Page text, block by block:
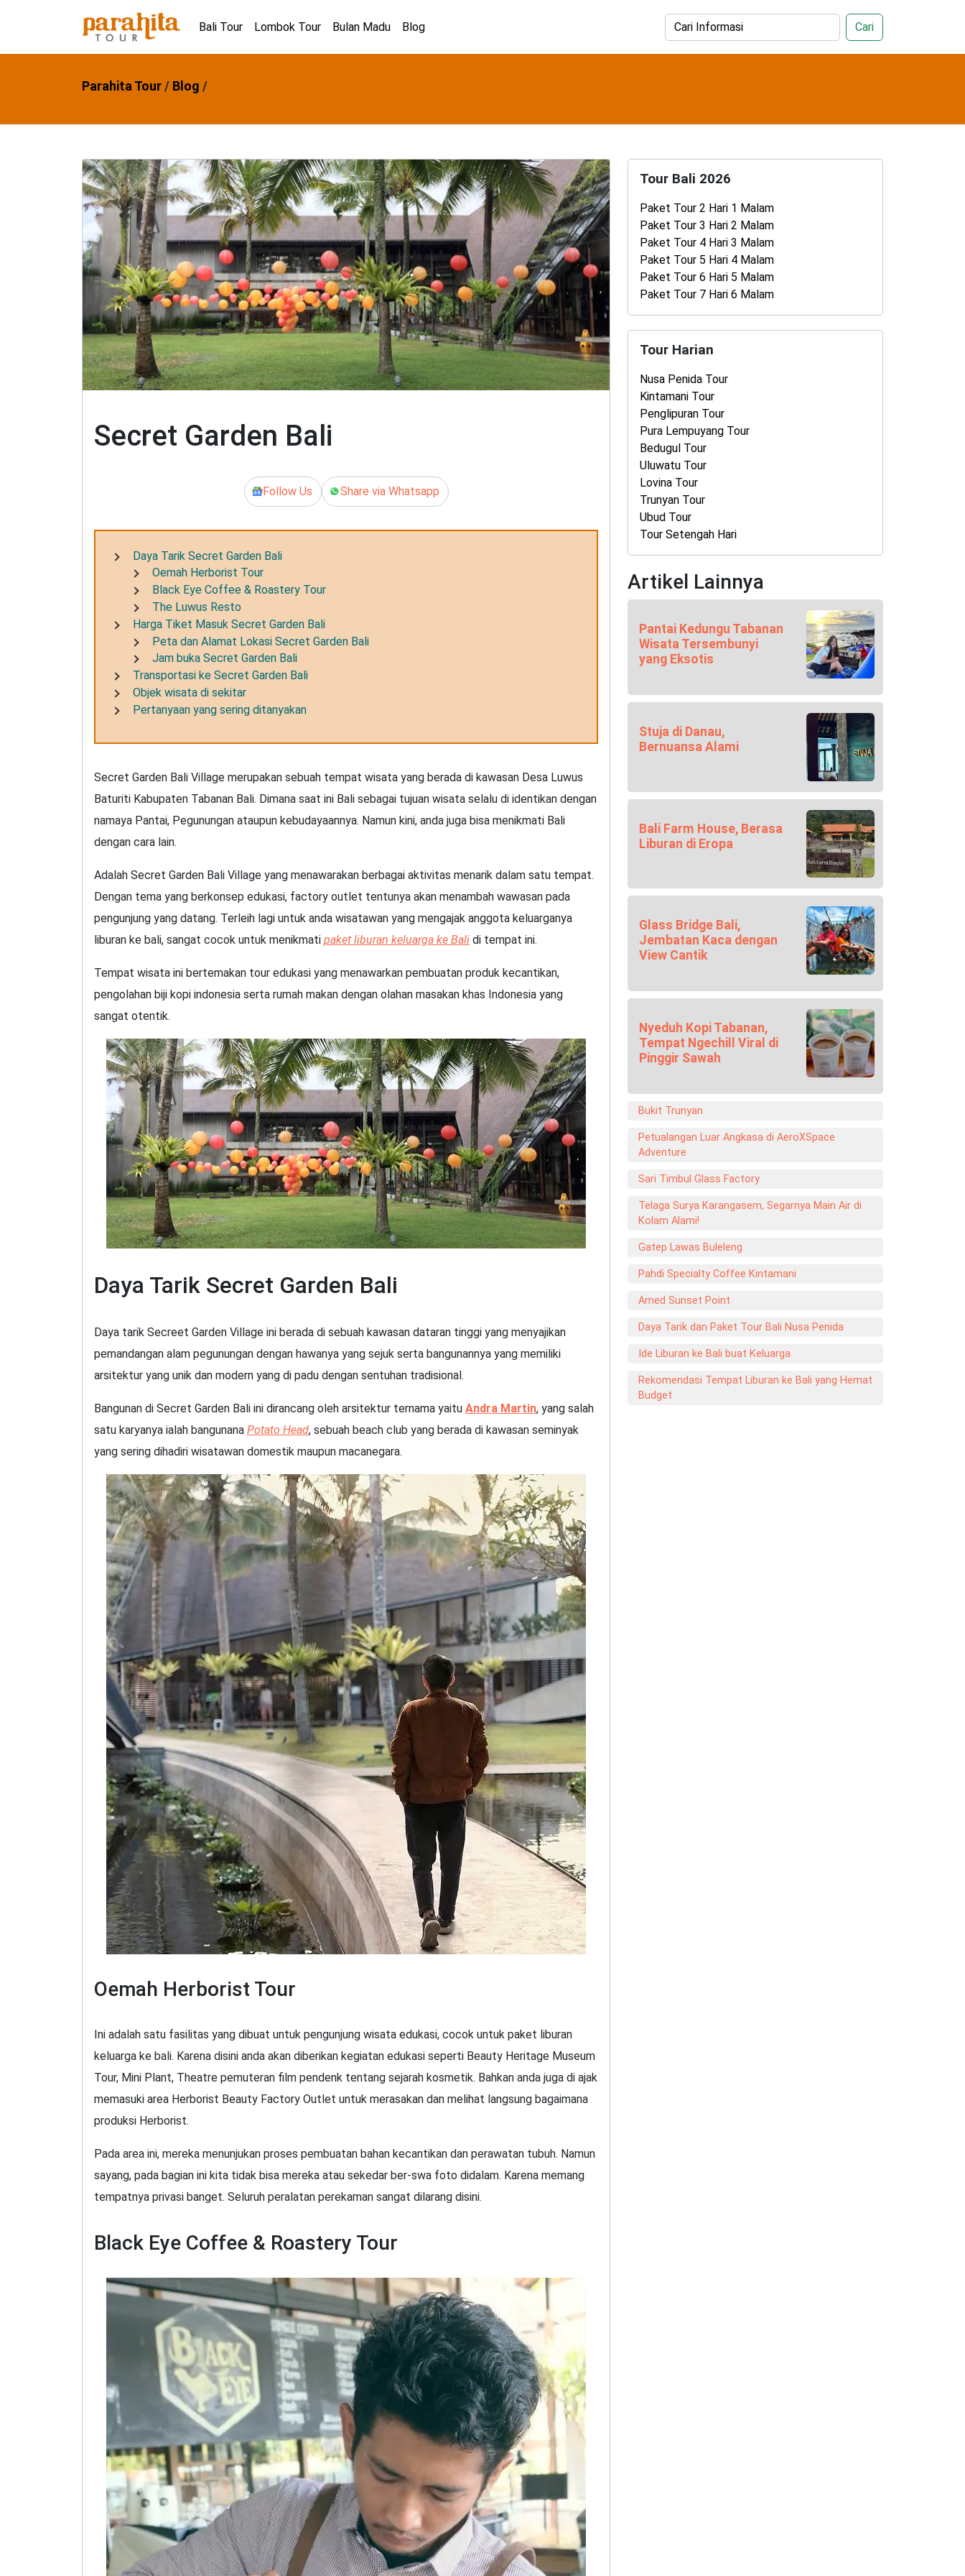
Bali Tour Lombok Tour Bulan Madu Blog Cari
Parahita Tour/ Blog /
Secret Garden Bali
Follow Us Share via Whatsapp
Daya Tarik Secret Garden Bali
Oemah Herborist Tour
Black Eye Coffee & Roastery Tour
The Luwus Resto
Harga Tiket Masuk Secret Garden Bali
Peta dan Alamat Lokasi Secret Garden Bali
Jam buka Secret Garden Bali
Transportasi ke Secret Garden Bali
Objek wisata di sekitar
Pertanyaan yang sering ditanyakan
Secret Garden Bali Village merupakan sebuah tempat wisata yang berada di kawasan Desa Luwus
Baturiti Kabupaten Tabanan Bali. Dimana saat ini Bali sebagai tujuan wisata selalu di identikan dengan
namaya Pantai, Pegunungan ataupun kebudayaannya. Namun kini, anda juga bisa menikmati Bali
dengan cara lain.
Adalah Secret Garden Bali Village yang menawarakan berbagai aktivitas menarik dalam satu tempat.
Dengan tema yang berkonsep edukasi, factory outlet tentunya akan menambah wawasan pada
pengunjung yang datang. Terleih lagi untuk anda wisatawan yang mengajak anggota keluarganya
liburan ke bali, sangat cocok untuk menikmati paket liburan keluarga ke Bali di tempat ini.
Tempat wisata ini bertemakan tour edukasi yang menawarkan pembuatan produk kecantikan,
pengolahan biji kopi indonesia serta rumah makan dengan olahan masakan khas Indonesia yang
sangat otentik.
Daya Tarik Secret Garden Bali
Daya tarik Secreet Garden Village ini berada di sebuah kawasan dataran tinggi yang menyajikan
pemandangan alam pegunungan dengan hawanya yang sejuk serta bangunannya yang memiliki
arsitektur yang unik dan modern yang di padu dengan sentuhan tradisional.
Bangunan di Secret Garden Bali ini dirancang oleh arsitektur ternama yaitu Andra Martin, yang salah
satu karyanya ialah bangunana Potato Head, sebuah beach club yang berada di kawasan seminyak
yang sering dihadiri wisatawan domestik maupun macanegara.
Oemah Herborist Tour
Ini adalah satu fasilitas yang dibuat untuk pengunjung wisata edukasi, cocok untuk paket liburan
keluarga ke bali. Karena disini anda akan diberikan kegiatan edukasi seperti Beauty Heritage Museum
Tour, Mini Plant, Theatre pemuteran film pendenk tentang sejarah kosmetik. Bahkan anda juga di ajak
memasuki area Herborist Beauty Factory Outlet untuk merasakan dan melihat langsung bagaimana
produksi Herborist.
Pada area ini, mereka menunjukan proses pembuatan bahan kecantikan dan perawatan tubuh. Namun
sayang, pada bagian ini kita tidak bisa mereka atau sekedar ber-swa foto didalam. Karena memang
tempatnya privasi banget. Seluruh peralatan perekaman sangat dilarang disini.
Black Eye Coffee & Roastery Tour
Tour Bali 2026
Paket Tour 2 Hari 1 Malam
Paket Tour 3 Hari 2 Malam
Paket Tour 4 Hari 3 Malam
Paket Tour 5 Hari 4 Malam
Paket Tour 6 Hari 5 Malam
Paket Tour 7 Hari 6 Malam
Tour Harian
Nusa Penida Tour
Kintamani Tour
Penglipuran Tour
Pura Lempuyang Tour
Bedugul Tour
Uluwatu Tour
Lovina Tour
Trunyan Tour
Ubud Tour
Tour Setengah Hari
Artikel Lainnya
Pantai Kedungu Tabanan
Wisata Tersembunyi
yang Eksotis
Stuja di Danau,
Bernuansa Alami
Bali Farm House, Berasa
Liburan di Eropa
Glass Bridge Bali,
Jembatan Kaca dengan
View Cantik
Nyeduh Kopi Tabanan,
Tempat Ngechill Viral di
Pinggir Sawah
Bukit Trunyan
Petualangan Luar Angkasa di AeroXSpace
Adventure
Sari Timbul Glass Factory
Telaga Surya Karangasem, Segarnya Main Air di
Kolam Alami!
Gatep Lawas Buleleng
Pahdi Specialty Coffee Kintamani
Amed Sunset Point
Daya Tarik dan Paket Tour Bali Nusa Penida
Ide Liburan ke Bali buat Keluarga
Rekomendasi Tempat Liburan ke Bali yang Hemat
Budget